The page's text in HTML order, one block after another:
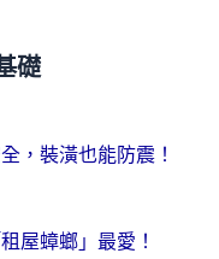
礎
，裝潢也能防震！
屋蟑螂」最愛！